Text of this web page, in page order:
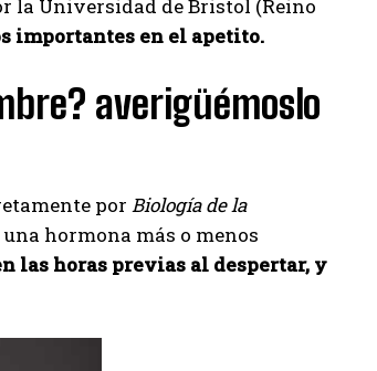
la Universidad de Bristol (Reino
importantes en el apetito.
averigüémoslo
por Biología de la
hormona más o menos
las horas previas al despertar, y